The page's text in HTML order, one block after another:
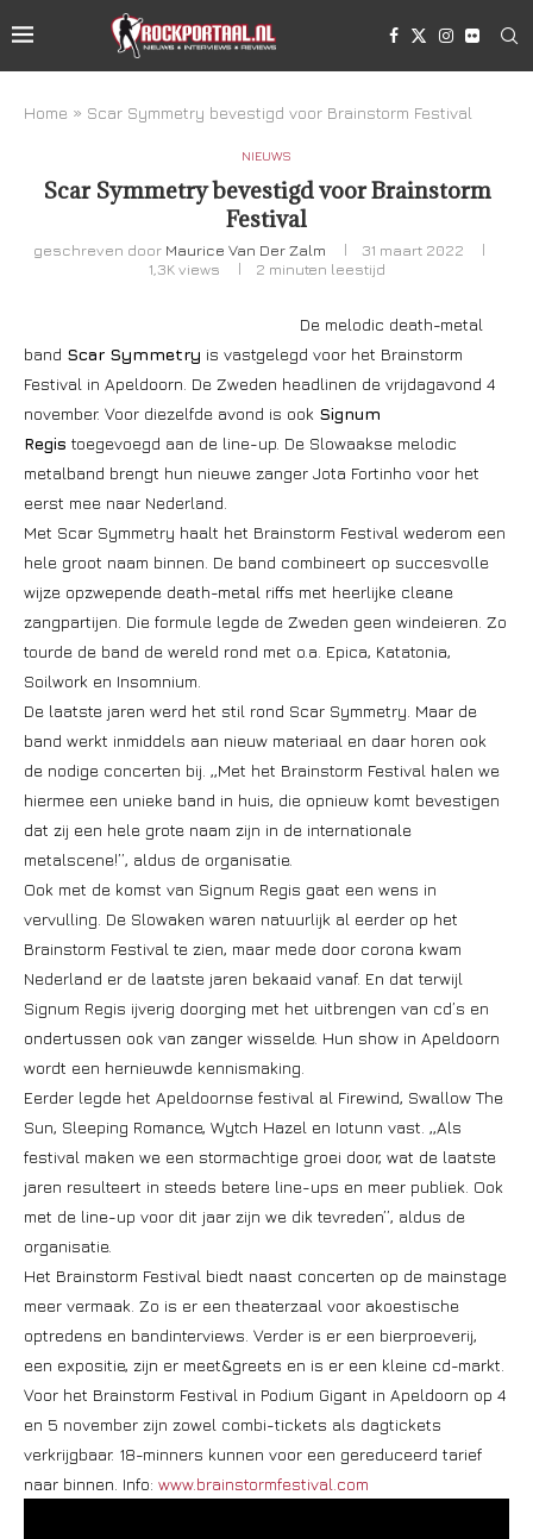
Home » Scar Symmetry bevestigd voor Brainstorm Festival
NIEUWS
Scar Symmetry bevestigd voor Brainstorm
Festival
geschreven door Maurice Van Der Zalm
31 maart 2022
1,3K views 2 minuten leestijd
De melodic death-metal
band Scar Symmetry is vastgelegd voor het Brainstorm
Festival in Apeldoorn. De Zweden headlinen de vrijdagavond 4
november. Voor diezelfde avond is ook Signum
Regis toegevoegd aan de line-up. De Slowaakse melodic
metalband brengt hun nieuwe zanger Jota Fortinho voor het
eerst mee naar Nederland.
Met Scar Symmetry haalt het Brainstorm Festival wederom een
hele groot naam binnen. De band combineert op succesvolle
wijze opzwepende death-metal riffs met heerlijke cleane
zangpartijen. Die formule legde de Zweden geen windeieren. Zo
tourde de band de wereld rond met o.a. Epica, Katatonia,
Soilwork en Insomnium.
De laatste jaren werd het stil rond Scar Symmetry. Maar de
band werkt inmiddels aan nieuw materiaal en daar horen ook
de nodige concerten bij. ,,Met het Brainstorm Festival halen we
hiermee een unieke band in huis, die opnieuw komt bevestigen
dat zij een hele grote naam zijn in de internationale
metalscene!’’, aldus de organisatie.
Ook met de komst van Signum Regis gaat een wens in
vervulling. De Slowaken waren natuurlijk al eerder op het
Brainstorm Festival te zien, maar mede door corona kwam
Nederland er de laatste jaren bekaaid vanaf. En dat terwijl
Signum Regis ijverig doorging met het uitbrengen van cd’s en
ondertussen ook van zanger wisselde. Hun show in Apeldoorn
wordt een hernieuwde kennismaking.
Eerder legde het Apeldoornse festival al Firewind, Swallow The
Sun, Sleeping Romance, Wytch Hazel en Iotunn vast. ,,Als
festival maken we een stormachtige groei door, wat de laatste
jaren resulteert in steeds betere line-ups en meer publiek. Ook
met de line-up voor dit jaar zijn we dik tevreden’’, aldus de
organisatie.
Het Brainstorm Festival biedt naast concerten op de mainstage
meer vermaak. Zo is er een theaterzaal voor akoestische
optredens en bandinterviews. Verder is er een bierproeverij,
een expositie, zijn er meet&greets en is er een kleine cd-markt.
Voor het Brainstorm Festival in Podium Gigant in Apeldoorn op 4
en 5 november zijn zowel combi-tickets als dagtickets
verkrijgbaar. 18-minners kunnen voor een gereduceerd tarief
naar binnen. Info: www.brainstormfestival.com